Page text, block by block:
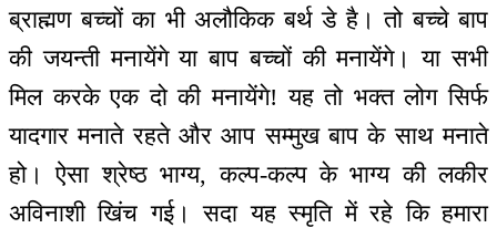
ब्राह्मण बच्चों का भी अलौकिक बर्थ डे है। तो बच्चे बाप
की जयन्ती मनायेंगे या बाप बच्चों की मनायेंगे। या सभी
मिल करके एक दो की मनायेंगे! यह तो भक्त लोग सिर्फ
यादगार मनाते रहते और आप सम्मुख बाप के साथ मनाते
हो। ऐसा श्रेष्ठ भाग्य, कल्प-कल्प के भाग्य की लकीर
अविनाशी खिंच गई। सदा यह स्मृति में रहे कि हमारा